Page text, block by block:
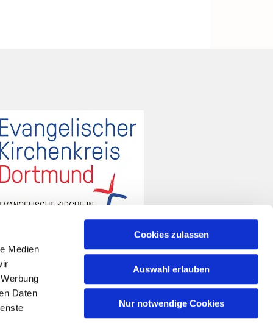
Medien
Daten
Cookies zulassen
Auswahl erlauben
Nur notwendige Cookies